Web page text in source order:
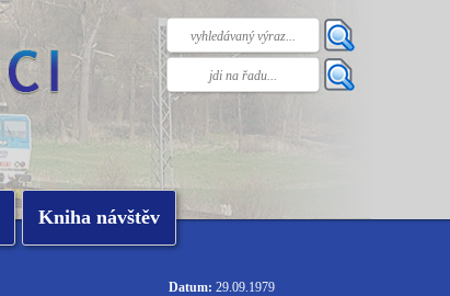
Kniha návštěv
Datum: 29.09.1979